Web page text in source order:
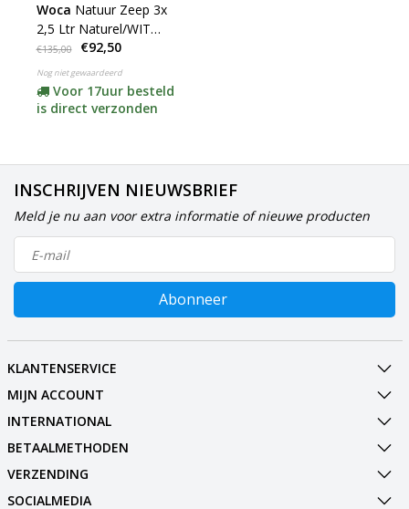
Woca Natuur Zeep 3x
2,5 Ltr Naturel/WIT
ACTIE
€135,00 €92,50
Nog niet gewaardeerd
Voor 17uur besteld
is direct verzonden
INSCHRIJVEN NIEUWSBRIEF
Meld je nu aan voor extra informatie of nieuwe producten
Abonneer
KLANTENSERVICE
MIJN ACCOUNT
INTERNATIONAL
BETAALMETHODEN
VERZENDING
SOCIALMEDIA